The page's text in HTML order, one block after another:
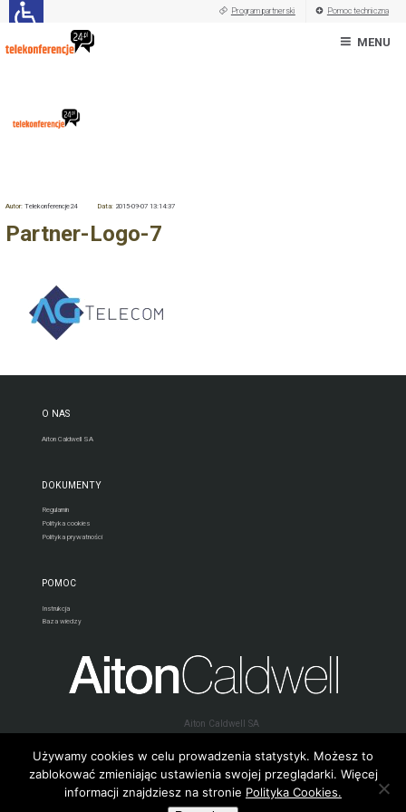
Program partnerski Pomoc techniczna
MENU
Autor:Telekonferencje24 Data: 2015-09-07 13:14:37
Partner-Logo-7
O NAS
Aiton Caldwell SA
DOKUMENTY
Regulamin
Polityka cookies
Polityka prywatności
POMOC
Instrukcja
Baza wiedzy
Aiton Caldwell SA
e-mail: telekonferencje24@aitoncaldwell.pl
Używamy cookies w celu prowadzenia statystyk. Możesz to
zablokować zmieniając ustawienia swojej przeglądarki. Więcej
informacji znajdziesz na stronie Polityka Cookies.